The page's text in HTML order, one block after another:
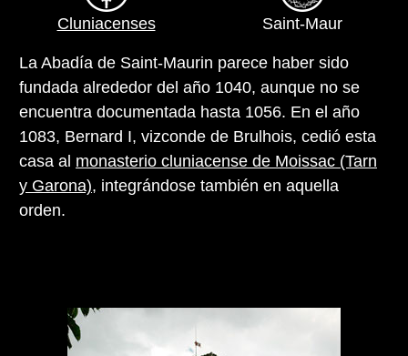
Cluniacenses Saint-Maur
La Abadía de Saint-Maurin parece haber sido
fundada alrededor del año 1040, aunque no se
encuentra documentada hasta 1056. En el año
1083, Bernard I, vizconde de Brulhois, cedió esta
casa al monasterio cluniacense de Moissac (Tarn
y Garona), integrándose también en aquella
orden.